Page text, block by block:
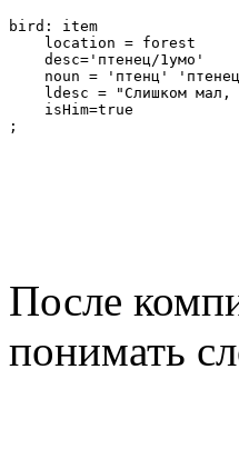
bird: item
    location = forest
    desc='птенец/1умо'
noun = 'птенц'
ldesc = "Слишком мал,
    isHim=true
;
После
понимать